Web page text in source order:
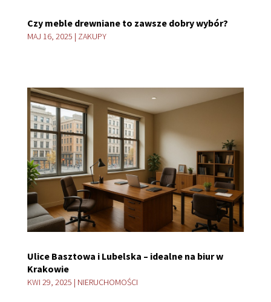
Czy meble drewniane to zawsze dobry wybór?
MAJ 16, 2025 | ZAKUPY
Ulice Basztowa i Lubelska – idealne na biur w
Krakowie
KWI 29, 2025 | NIERUCHOMOŚCI